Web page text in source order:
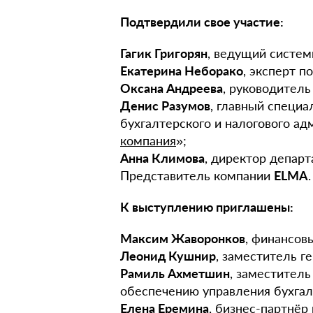
Подтвердили свое участие:
Гагик Григорян, ведущий
Екатерина Неборако, эксперт
Оксана Андреева,
Денис Разумов, главный
бухгалтерского и налогового
компания»;
Анна Климова, директор
Представитель компании ELMA.
К выступлению приглашены:
Максим Жаворонков,
Леонид Кушнир, заместитель
Рамиль Ахметшин,
обеспечению управления
Елена Еремина, бизнес-